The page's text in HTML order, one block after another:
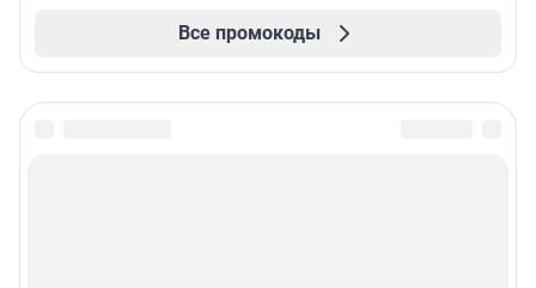
Все промокоды